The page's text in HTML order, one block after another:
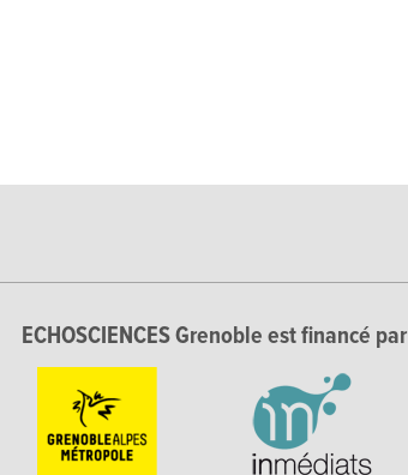
ECHOSCIENCES Grenoble est financé par